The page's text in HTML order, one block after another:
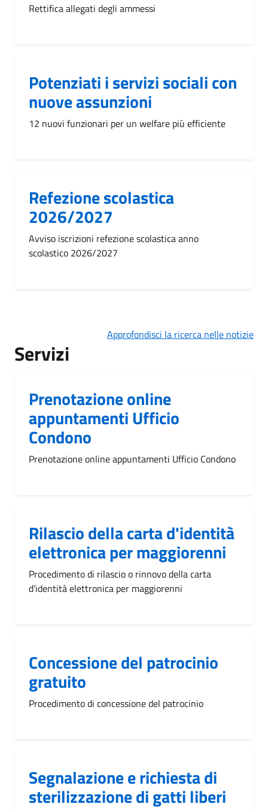
Rettifica allegati degli ammessi
Potenziati i servizi sociali con
nuove assunzioni
12 nuovi funzionari per un welfare più efficiente
Refezione scolastica
2026/2027
Avviso iscrizioni refezione scolastica anno
scolastico 2026/2027
Approfondisci la ricerca nelle notizie
Servizi
Prenotazione online
appuntamenti Ufficio
Condono
Prenotazione online appuntamenti Ufficio Condono
Rilascio della carta d'identità
elettronica per maggiorenni
Procedimento di rilascio o rinnovo della carta
d'identità elettronica per maggiorenni
Concessione del patrocinio
gratuito
Procedimento di concessione del patrocinio
Segnalazione e richiesta di
sterilizzazione di gatti liberi